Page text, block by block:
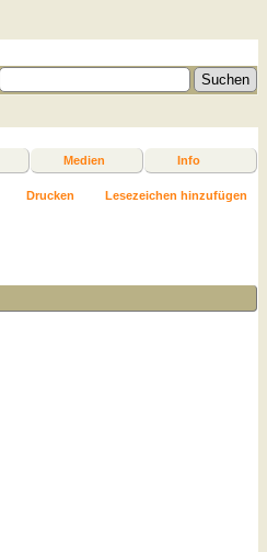
Medien Info
Drucken Lesezeichen hinzufügen